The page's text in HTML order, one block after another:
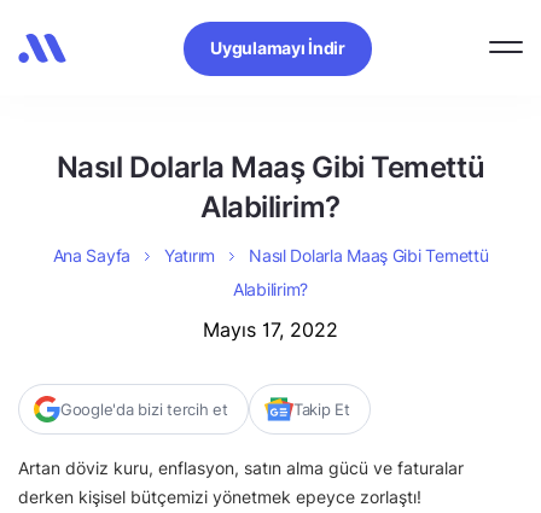
Uygulamayı İndir
Nasıl Dolarla Maaş Gibi Temettü
Alabilirim?
Ana Sayfa Yatırım
Nasıl Dolarla Maaş Gibi Temettü
Alabilirim?
Mayıs 17, 2022
Google'da bizi tercih et Takip Et
Artan döviz kuru, enflasyon, satın alma gücü ve faturalar
derken kişisel bütçemizi yönetmek epeyce zorlaştı!